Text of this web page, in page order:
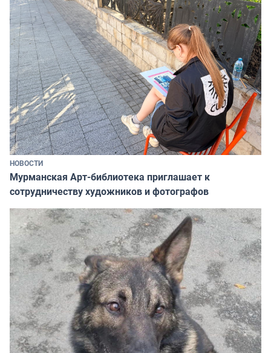
НОВОСТИ
Мурманская Арт-библиотека приглашает к
сотрудничеству художников и фотографов